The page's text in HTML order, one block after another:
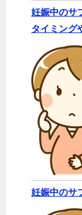
妊娠中のサ
タイミング
妊娠中のサ